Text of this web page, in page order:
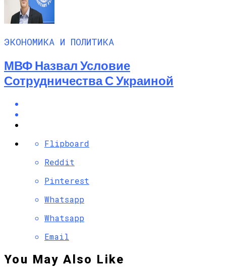
ЭКОНОМИКА И ПОЛИТИКА
МВФ Назвал Условие
Сотрудничества С Украиной
Flipboard
Reddit
Pinterest
Whatsapp
Whatsapp
Email
You May Also Like